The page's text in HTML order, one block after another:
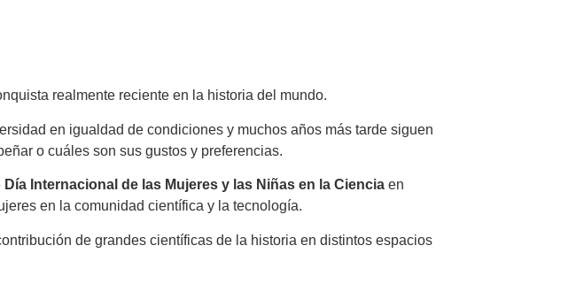
realmente reciente en la historia del mundo.
en igualdad de condiciones y muchos años más tarde siguen
o cuáles son sus gustos y preferencias.
Día Internacional de las Mujeres y las Niñas en la Ciencia en
en la comunidad científica y la tecnología.
de grandes científicas de la historia en distintos espacios